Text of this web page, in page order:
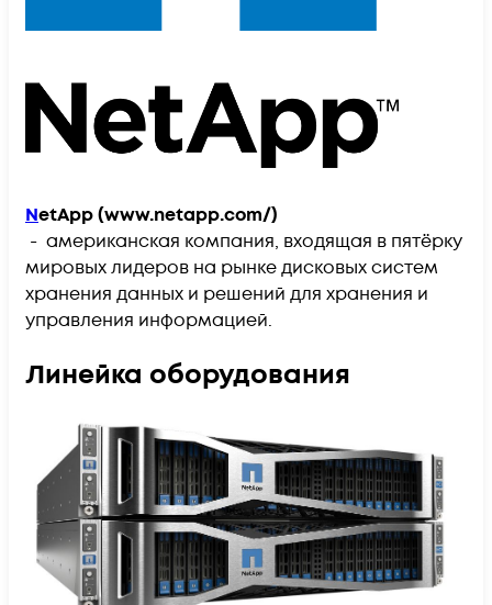
NetApp(www.netapp.com/)
- американская компания, входящая в пятёрку
мировых лидеров на рынке дисковых систем
хранения данных и решений для хранения и
управления информацией.
Линейка оборудования